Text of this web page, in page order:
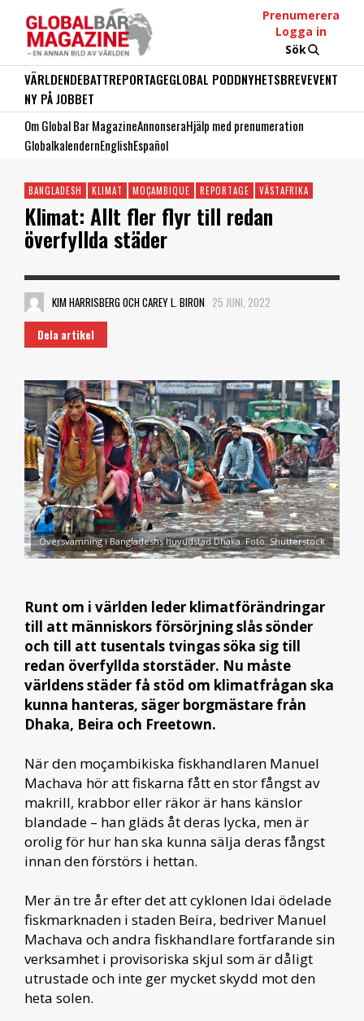
Prenumerera
Logga in
Sök
VÄRLDENDEBATTREPORTAGEGLOBAL PODDNYHETSBREVEVENT
NY PÅ JOBBET
Om Global Bar MagazineAnnonseraHjälp med prenumeration
GlobalkalendernEnglishEspañol
BANGLADESH KLIMAT MOÇAMBIQUE REPORTAGE VÄSTAFRIKA
Klimat: Allt fler flyr till redan
överfyllda städer
KIM HARRISBERG OCH CAREY L. BIRON 25 JUNI, 2022
Dela artikel
Översvämning i Bangladeshs huvudstad Dhaka. Foto: Shutterstock
Runt om i världen leder klimatförändringar
till att människors försörjning slås sönder
och till att tusentals tvingas söka sig till
redan överfyllda storstäder. Nu måste
världens städer få stöd om klimatfrågan ska
kunna hanteras, säger borgmästare från
Dhaka, Beira och Freetown.
När den moçambikiska fiskhandlaren Manuel
Machava hör att fiskarna fått en stor fångst av
makrill, krabbor eller räkor är hans känslor
blandade – han gläds åt deras lycka, men är
orolig för hur han ska kunna sälja deras fångst
innan den förstörs i hettan.
Mer än tre år efter det att cyklonen Idai ödelade
fiskmarknaden i staden Beira, bedriver Manuel
Machava och andra fiskhandlare fortfarande sin
verksamhet i provisoriska skjul som är dåligt
utrustade och inte ger mycket skydd mot den
heta solen.